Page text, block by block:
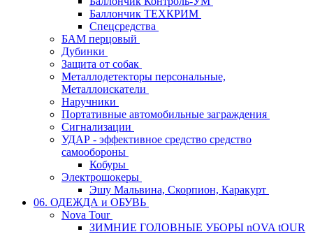
Баллончик ТЕХКРИМ
Спецсредства
БАМ перцовый
Дубинки
Защита от собак
Металлодетекторы персональные,
Металлоискатели
Наручники
Портативные автомобильные заграждения
Сигнализации
УДАР - эффективное средство средство
самообороны
Кобуры
Электрошокеры
Эшу Мальвина, Скорпион, Каракурт
06. ОДЕЖДА и ОБУВЬ
Nova Tour
ЗИМНИЕ ГОЛОВНЫЕ УБОРЫ nOVA tOUR